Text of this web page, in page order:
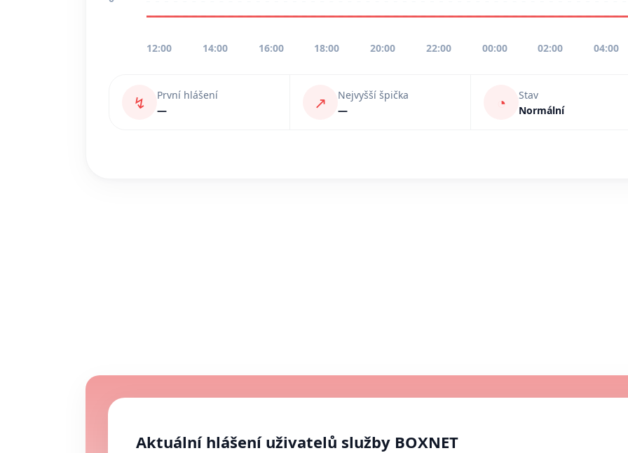
12:00 14:00 16:00 18:00 20:00 22:00 00:00 02:00 04:00
↯
První hlášení
—
↗
Nejvyšší špička
—
◔
Stav
Normální
Aktuální hlášení uživatelů služby BOXNET